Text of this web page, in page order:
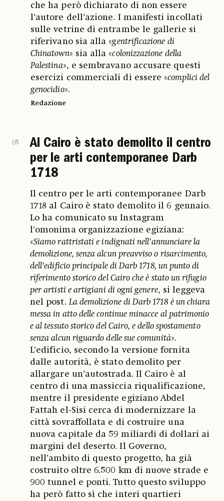
che ha però dichiarato di non essere
l’autore dell’azione. I manifesti incollati
sulle vetrine di entrambe le gallerie si
riferivano sia alla «gentrificazione di
Chinatown» sia alla «colonizzazione della
Palestina», e sembravano accusare questi
esercizi commerciali di essere «complici del
genocidio».
Redazione
05
Al Cairo è stato demolito il centro
per le arti contemporanee Darb
1718
Il centro per le arti contemporanee Darb
1718 al Cairo è stato demolito il 6 gennaio.
Lo ha comunicato su Instagram
l’omonima organizzazione egiziana:
«Siamo rattristati e indignati nell’annunciare la
demolizione, senza alcun preavviso o risarcimento,
dell’edificio principale di Darb 1718, un punto di
riferimento storico del Cairo che è stato un rifugio
per artisti e artigiani di ogni genere, si leggeva
nel post.La demolizione di Darb 1718 è un chiara
messa in atto delle continue minacce al patrimonio
e al tessuto storico del Cairo, e dello spostamento
senza alcun riguardo delle sue comunità».
L’edificio, secondo la versione fornita
dalle autorità, è stato demolito per
allargare un’autostrada. Il Cairo è al
centro di una massiccia riqualificazione,
mentre il presidente egiziano Abdel
Fattah el-Sisi cerca di modernizzare la
città sovraffollata e di costruire una
nuova capitale da 59 miliardi di dollari ai
margini del deserto. Il Governo,
nell’ambito di questo progetto, ha già
costruito oltre 6.500 km di nuove strade e
900 tunnel e ponti. Tutto questo sviluppo
ha però fatto sì che interi quartieri